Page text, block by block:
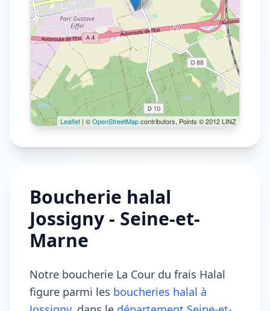
Leaflet | ©OpenStreetMapcontributors, Points © 2012 LINZ
Boucherie halal
Jossigny - Seine-et-
Marne
Notre boucherie La Cour du frais Halal
figure parmi les boucheries halal à